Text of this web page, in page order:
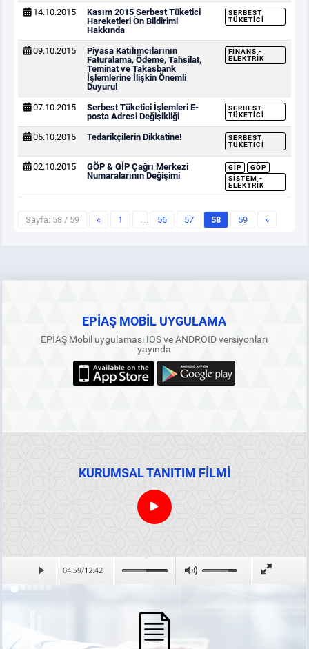
14.10.2015
Kasım 2015 Serbest Tüketici
Hareketleri Ön Bildirimi
Hakkında
SERBEST
TÜKETICI
09.10.2015
Piyasa Katılımcılarının
Faturalama, Ödeme, Tahsilat,
Teminat ve Takasbank
İşlemlerine İlişkin Önemli
Duyuru!
FINANS -
ELEKTRIK
07.10.2015
Serbest Tüketici İşlemleri E-
posta Adresi Değişikliği
SERBEST
TÜKETICI
05.10.2015 Tedarikçilerin Dikkatine!
SERBEST
TÜKETICI
02.10.2015
GÖP & GİP Çağrı Merkezi
Numaralarının Değişimi
GİP
GÖP
SISTEM -
ELEKTRIK
Sayfa: 58 / 59 « 1 … 56 57 58 59 »
EPİAŞ MOBİL UYGULAMA
EPİAŞ Mobil uygulaması IOS ve ANDROID versiyonları
yayında
KURUMSAL TANITIM FİLMİ